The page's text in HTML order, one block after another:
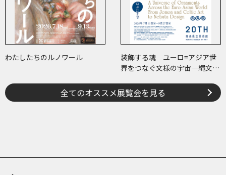
わたしたちのルノワール
装飾する魂 ユーロ=アジア世
界をつなぐ文様の宇宙―縄文、
全てのオススメ展覧会を見る